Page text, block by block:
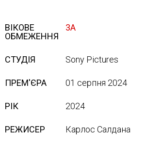
ВІКОВЕ
ОБМЕЖЕННЯ
3А
СТУДІЯ Sony Pісtures
ПРЕМ'ЄРА 01 серпня 2024
РІК 2024
РЕЖИСЕР Карлос Салдана